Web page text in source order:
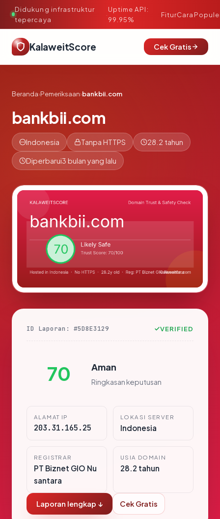
Didukung infrastruktur
tepercaya
·
Uptime API:
99.95%
FiturCara
KalaweitScore Cek Gratis
Beranda›Pemeriksaan›bankbii.com
bankbii.com
Indonesia Tanpa HTTPS 28.2 tahun
Diperbarui3 bulan yang lalu
ID Laporan: #5D8E3129 VERIFIED
70 Aman
Ringkasan keputusan
ALAMAT IP
203.31.165.25
LOKASI SERVER
Indonesia
REGISTRAR
PT Biznet GIO Nu
santara
USIA DOMAIN
28.2 tahun
Laporan lengkap ↓ Cek Gratis